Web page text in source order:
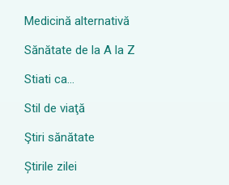
Medicină alternativă
Sănătate de la A la Z
Stiati ca…
Stil de viaţă
Ştiri sănătate
Știrile zilei